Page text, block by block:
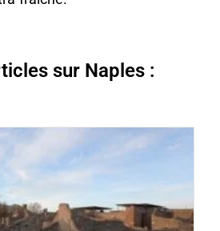
sur Naples :